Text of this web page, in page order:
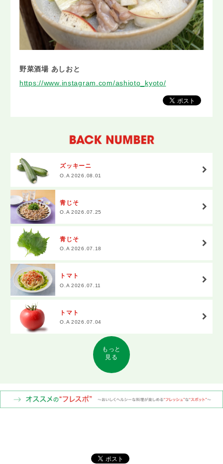
野菜酒場 あしおと
https://www.instagram.com/ashioto_kyoto/
ズッキーニ
O.A 2026.08.01
青じそ
O.A 2026.07.25
青じそ
O.A 2026.07.18
トマト
O.A 2026.07.11
トマト
O.A 2026.07.04
もっと
見る